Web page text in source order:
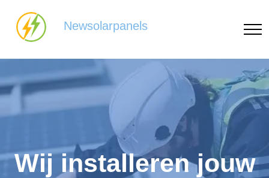
Newsolarpanels
Wij installeren jouw